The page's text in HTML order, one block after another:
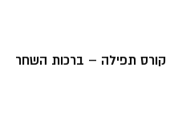
קורס תפילה – ברכות השחר